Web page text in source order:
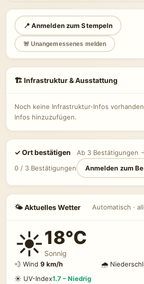
📍 Anmelden zum Stempeln
🚨 Unangemessenes melden
🏗 Infrastruktur & Ausstattung
Noch keine Infrastruktur-Infos
Infos hinzuzufügen.
✓ Ort bestätigen
Ab 3 Bestätigungen
0 / 3 Bestätigungen
Anmelden zum
🌤 Aktuelles Wetter Automatisch ·
☀️18°C
Sonnig
💨 Wind 9 km/h 🌧
☀️ UV-Index1.7 – Niedrig